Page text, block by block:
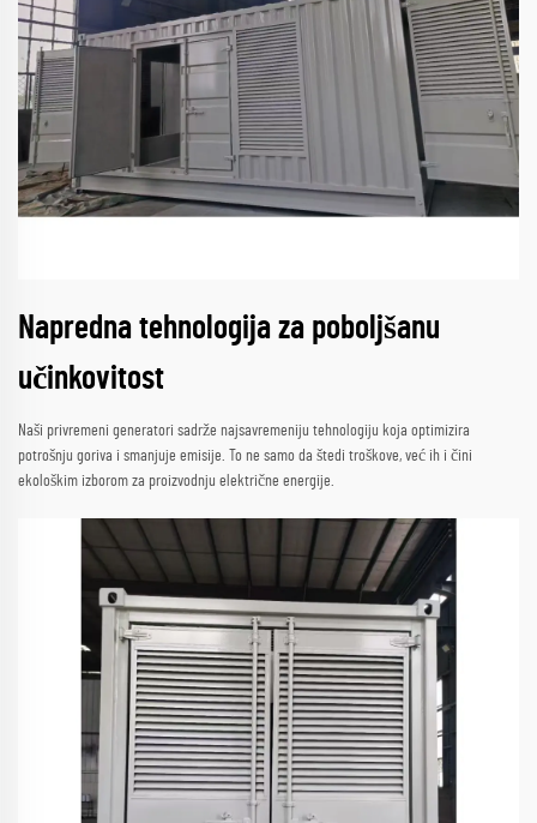
Napredna tehnologija za poboljšanu
učinkovitost
Naši privremeni generatori sadrže najsavremeniju tehnologiju koja optimizira
potrošnju goriva i smanjuje emisije. To ne samo da štedi troškove, već ih i čini
ekološkim izborom za proizvodnju električne energije.